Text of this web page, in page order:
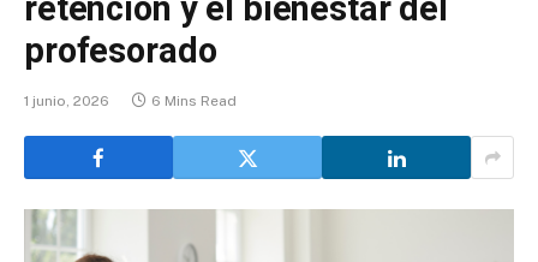
retención y el bienestar del
profesorado
1 junio, 2026 6 Mins Read